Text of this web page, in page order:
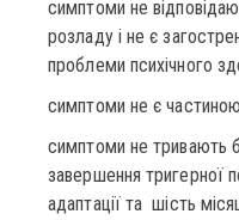
симптоми не
розладу і не є
проблеми психічного
симптоми не є
симптоми не тривають
завершення тригерної
адаптації та шість